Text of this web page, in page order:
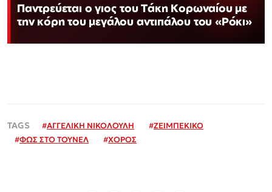
Παντρεύεται ο γιος του Τάκη Κορωναίου με
την κόρη του μεγάλου αντιπάλου του «Ρόκι»
#ΑΓΓΕΛΙΚΗ ΝΙΚΟΛΟΥΛΗ #ΖΕΙΜΠΕΚΙΚΟ
#ΦΩΣ ΣΤΟ ΤΟΥΝΕΛ #ΧΟΡΟΣ